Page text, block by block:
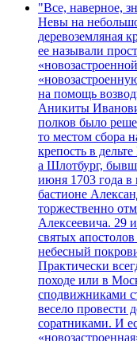
"Все, наверное,
Невы на
деревоземляная
ее называли
на помощь
Аникиты
полков было
то местом сбора
крепость в
а Шлотбург,
июня 1703 года в
бастионе
торжественно
Алексеевича. 29
святых
небесный
Практически
походе или в
сподвижниками
весело провести
соратниками. И